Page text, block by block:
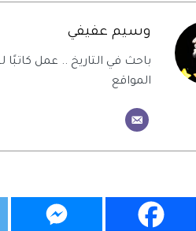
وسيم عفيفي
باحث في التاريخ .. عمل كاتبًا
المواقع